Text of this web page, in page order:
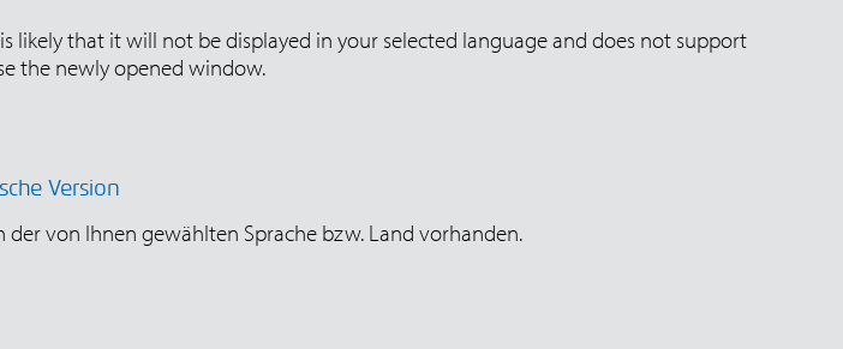
likely that it will not be displayed in your selected language and does not support
the newly opened window.
Version
von Ihnen gewählten Sprache bzw. Land vorhanden.